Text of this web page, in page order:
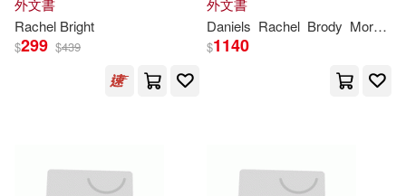
外文書
Rachel Bright
$299 $439
外文書
Daniels Rachel Brody Morgan
$1140